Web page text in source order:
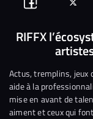
Suivez-
nous
Facebook
sur
RIFFX
Actus, tremplins, jeux
aide à la
mise en avant de
aiment et ceux qui